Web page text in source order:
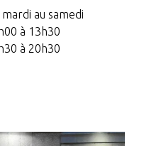
mardi au samedi
à 13h30
à 20h30